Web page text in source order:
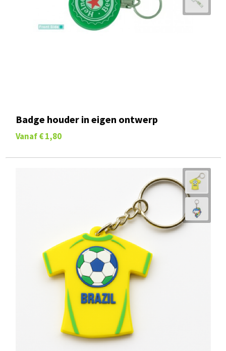
Badge houder in eigen ontwerp
Vanaf € 1,80